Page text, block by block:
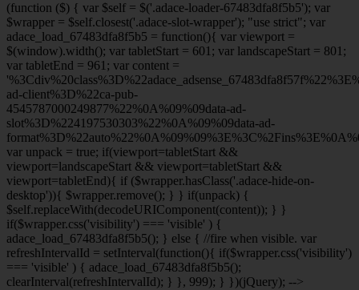
(function ($) { var $self = $('.adace-loader-67483dfa8f5b5'); var
$wrapper = $self.closest('.adace-slot-wrapper'); "use strict"; var
adace_load_67483dfa8f5b5 = function(){ var viewport =
$(window).width(); var tabletStart = 601; var landscapeStart = 801;
var tabletEnd = 961; var content =
ad-client%3D%22ca-pub-
4545787000249877%22%0A%09%09data-ad-
slot%3D%224197530303%22%0A%09%09data-ad-
var unpack = true; if(viewport=tabletStart &&
viewport=landscapeStart && viewport=tabletStart &&
viewport=tabletEnd){ if ($wrapper.hasClass('.adace-hide-on-
desktop')){ $wrapper.remove(); } } if(unpack) {
$self.replaceWith(decodeURIComponent(content)); } }
if($wrapper.css('visibility') === 'visible' ) {
adace_load_67483dfa8f5b5(); } else { //fire when visible. var
refreshIntervalId = setInterval(function(){ if($wrapper.css('visibility')
=== 'visible' ) { adace_load_67483dfa8f5b5();
clearInterval(refreshIntervalId); } }, 999); } })(jQuery); -->